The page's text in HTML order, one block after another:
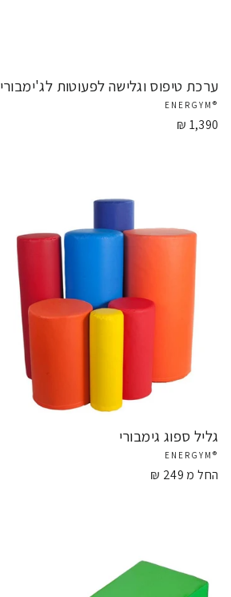
ערכת טיפוס וגלישה לפעוטות לג'ימבורי
®ENERGYM
1,390 ₪
גליל ספוג גימבורי
®ENERGYM
החל מ 249 ₪